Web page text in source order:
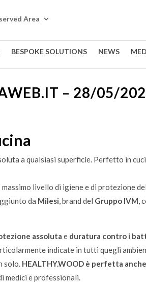
Area
BESPOKE SOLUTIONS NEWS
– 28/05/
a qualsiasi superficie. Perfetto in
livello di igiene e di protezione
da Milesi, brand del Gruppo IVM,
assoluta e duratura contro i
indicate in tutti quegli
solo. HEALTHY.WOOD è perfetta
medici e professionali.